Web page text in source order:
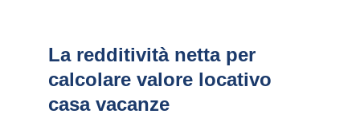
La redditività netta per
calcolare valore locativo
casa vacanze